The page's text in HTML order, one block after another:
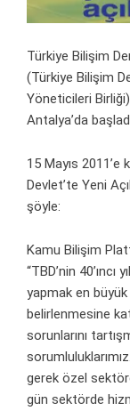
Türkiye Bilişim
(Türkiye Bilişim
Yöneticileri
Antalya’da
15 Mayıs 2011’e
Devlet’te Yeni
şöyle:
Kamu Bilişim
“TBD’nin 40’ıncı
yapmak en büyük
belirlenmesine
sorunlarını
gerek özel
gün sektörde